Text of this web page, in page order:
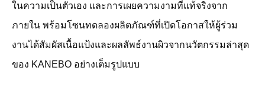
ในความเป็นตัวเอง และการเผยความงามที่แท้จริงจาก
ภายใน พร้อมโซนทดลองผลิตภัณฑ์ที่เปิดโอกาสให้ผู้ร่วม
งานได้สัมผัสเนื้อแป้งและผลลัพธ์งานผิวจากนวัตกรรมล่าสุด
ของ KANEBO อย่างเต็มรูปแบบ